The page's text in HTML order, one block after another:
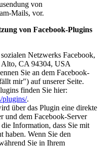
von
Mails, vor.
von Facebook-Plugins
Netzwerks Facebook,
Alto, CA 94304, USA
Sie an dem Facebook-
mir") auf unserer Seite.
finden Sie hier:
plugins/.
über das Plugin eine direkte
und dem Facebook-Server
Information, dass Sie mit
haben. Wenn Sie den
Sie in Ihrem